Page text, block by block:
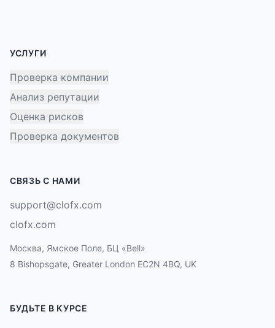
УСЛУГИ
Проверка компании
Анализ репутации
Оценка рисков
Проверка документов
СВЯЗЬ С НАМИ
support@clofx.com
clofx.com
Москва, Ямское Поле, БЦ «Bell»
8 Bishopsgate, Greater London EC2N 4BQ, UK
БУДЬТЕ В КУРСЕ